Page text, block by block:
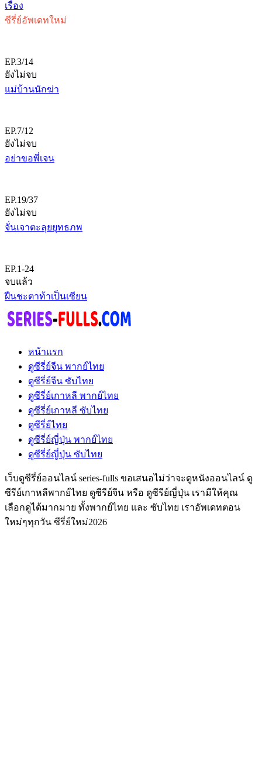
เรื่อง
ซีรี่ย์อัพเดทใหม่
EP.3/14
ยังไม่จบ
แม่บ้านนักฆ่า
EP.7/12
ยังไม่จบ
อย่าขอพี่เจน
EP.19/37
ยังไม่จบ
จั่นเจาตะลุยยุทธภพ
EP.1-24
จบแล้ว
ฝืนชะตาท้าเป็นเซียน
หน้าแรก
ดูซีรี่ย์จีน พากย์ไทย
ดูซีรี่ย์จีน ซับไทย
ดูซีรี่ย์เกาหลี พากย์ไทย
ดูซีรี่ย์เกาหลี ซับไทย
ดูซีรี่ย์ไทย
ดูซีรี่ย์ญี่ปุ่น พากย์ไทย
ดูซีรี่ย์ญี่ปุ่น ซับไทย
เว็บดูซีรี่ย์ออนไลน์ series-fulls ขอเสนอไม่ว่าจะดูหนังออนไลน์ ดู
ซีรีย์เกาหลีพากย์ไทย ดูซีรีย์จีน หรือ ดูซีรีย์ญี่ปุ่น เรามีให้คุณ
เลือกดูได้มากมาย ทั้งพากย์ไทย และ ซับไทย เราอัพเดทตอน
ใหม่ๆทุกวัน ซีรี่ย์ใหม่2026